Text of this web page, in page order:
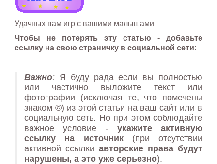
Удачных вам игр с вашими малышами!
Чтобы не потерять эту статью - добавьте
ссылку на свою страничку в социальной сети:
Важно: Я буду рада если вы полностью
или частично выложите текст или
фотографии (исключая те, что помечены
знаком ©) из этой статьи на ваш сайт или в
социальную сеть. Но при этом соблюдайте
важное условие - укажите активную
ссылку на источник(при отсутствии
активной ссылки авторские права будут
нарушены, а это уже серьезно).